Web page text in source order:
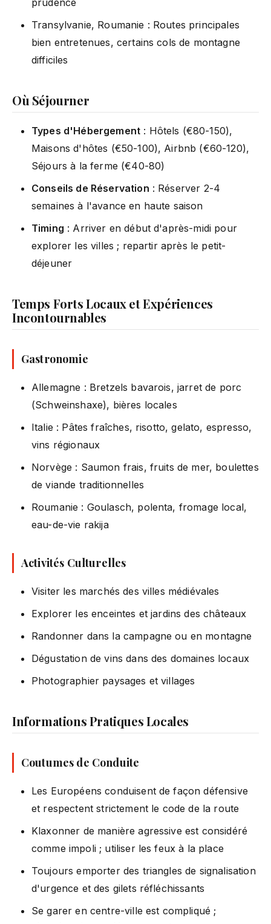
Transylvanie, Roumanie : Routes principales
bien entretenues, certains cols de montagne
difficiles
Où Séjourner
Types d'Hébergement : Hôtels (€80-150),
Maisons d'hôtes (€50-100), Airbnb (€60-120),
Séjours à la ferme (€40-80)
Conseils de Réservation : Réserver 2-4
semaines à l'avance en haute saison
Timing : Arriver en début d'après-midi pour
explorer les villes ; repartir après le petit-
déjeuner
Temps Forts Locaux et Expériences
Incontournables
Gastronomie
Allemagne : Bretzels bavarois, jarret de porc
(Schweinshaxe), bières locales
Italie : Pâtes fraîches, risotto, gelato, espresso,
vins régionaux
Norvège : Saumon frais, fruits de mer, boulettes
de viande traditionnelles
Roumanie : Goulasch, polenta, fromage local,
eau-de-vie rakija
Activités Culturelles
Visiter les marchés des villes médiévales
Explorer les enceintes et jardins des châteaux
Randonner dans la campagne ou en montagne
Dégustation de vins dans des domaines locaux
Photographier paysages et villages
Informations Pratiques Locales
Coutumes de Conduite
Les Européens conduisent de façon défensive
et respectent strictement le code de la route
Klaxonner de manière agressive est considéré
comme impoli ; utiliser les feux à la place
Toujours emporter des triangles de signalisation
d'urgence et des gilets réfléchissants
Se garer en centre-ville est compliqué ;